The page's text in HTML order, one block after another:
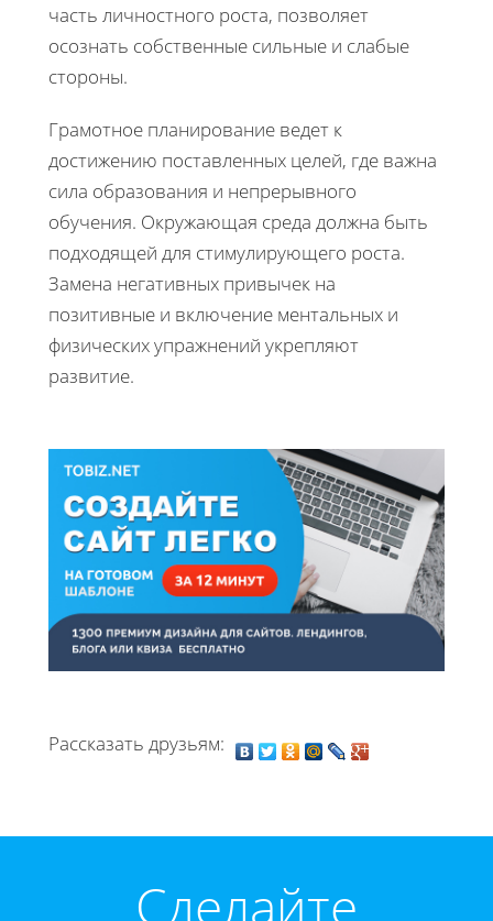
часть личностного роста, позволяет
осознать собственные сильные и слабые
стороны.
Грамотное планирование ведет к
достижению поставленных целей, где важна
сила образования и непрерывного
обучения. Окружающая среда должна быть
подходящей для стимулирующего роста.
Замена негативных привычек на
позитивные и включение ментальных и
физических упражнений укрепляют
развитие.
Рассказать друзьям:
Cделайте